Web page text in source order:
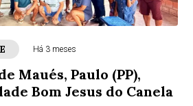
Há 3 meses
Maués, Paulo (PP),
Bom Jesus do Canela